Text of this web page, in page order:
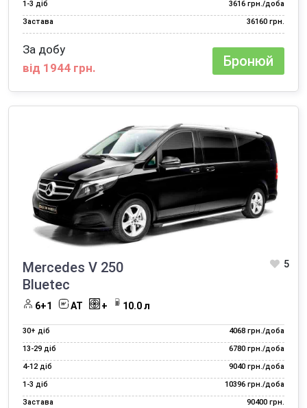
1‑3 діб
3616 грн./доба
Застава
36160 грн.
За добу
від 1944 грн.
Бронюй
Mercedes V 250
Bluetec
5
6+1 AT + 10.0 л
30+ діб
4068 грн./доба
13‑29 діб
6780 грн./доба
4‑12 діб
9040 грн./доба
1‑3 діб
10396 грн./доба
Застава
90400 грн.